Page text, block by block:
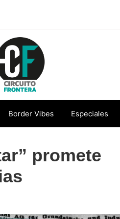
conBorder Vibes Especiales
promete